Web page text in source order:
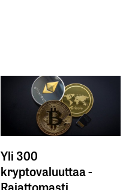
Yli 300
kryptovaluuttaa -
Rajattomasti